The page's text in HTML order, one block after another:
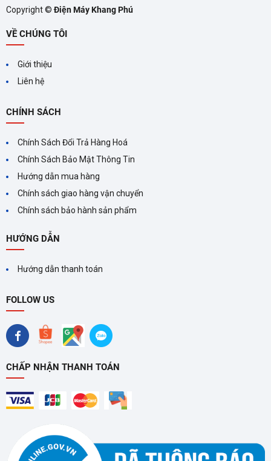
Copyright ©Điện Máy Khang Phú
VỀ CHÚNG TÔI
Giới thiệu
Liên hệ
CHÍNH SÁCH
Chính Sách Đổi Trả Hàng Hoá
Chính Sách Bảo Mật Thông Tin
Hướng dẫn mua hàng
Chính sách giao hàng vận chuyển
Chính sách bảo hành sản phẩm
HƯỚNG DẪN
Hướng dẫn thanh toán
FOLLOW US
CHẤP NHẬN THANH TOÁN